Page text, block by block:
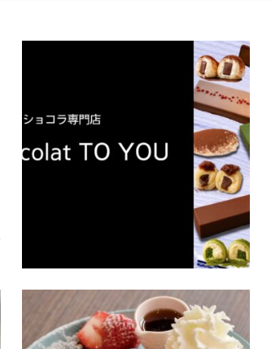
古賀市
お子様連れ